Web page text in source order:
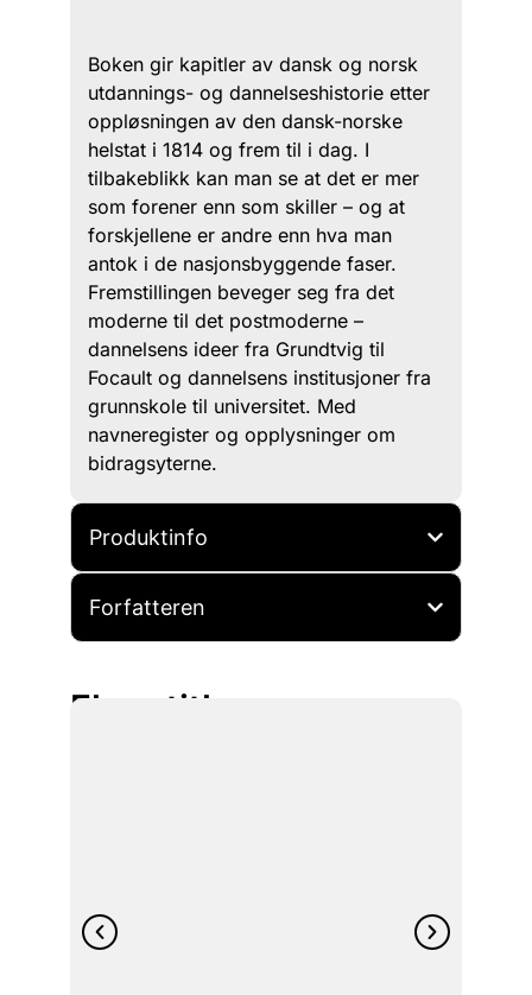
Boken gir kapitler av dansk og norsk
utdannings- og dannelseshistorie etter
oppløsningen av den dansk-norske
helstat i 1814 og frem til i dag. I
tilbakeblikk kan man se at det er mer
som forener enn som skiller – og at
forskjellene er andre enn hva man
antok i de nasjonsbyggende faser.
Fremstillingen beveger seg fra det
moderne til det postmoderne –
dannelsens ideer fra Grundtvig til
Focault og dannelsens institusjoner fra
grunnskole til universitet. Med
navneregister og opplysninger om
bidragsyterne.
Produktinfo
Forfatteren
Flere titler